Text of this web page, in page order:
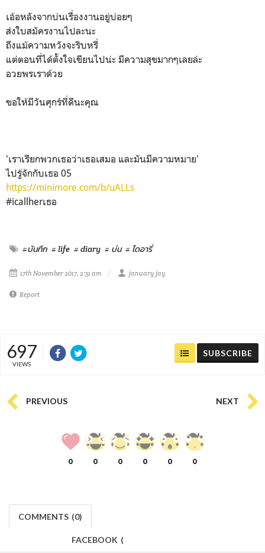
เอ้อหลังจากบ่นเรื่องงานอยู่บ่อยๆ
ส่งใบสมัครงานไปละนะ
ถึงแม้ความหวังจะริบหรี่
แต่ตอนที่ได้ตั้งใจเขียนไปน่ะ มีความสุขมากๆเลยล่ะ
อวยพรเราด้วย
ขอให้มีวันศุกร์ที่ดีนะคุณ
'เราเรียกพวกเธอว่าเธอเสมอ และมันมีความหมาย'
ไปรู้จักกับเธอ 05
https://minimore.com/b/uALLs
#icallherเธอ
#บันทึก # life # diary # บ่น # ไดอารี่
17th November 2017, 2:51 am january jay
Report
697
VIEWS
SUBSCRIBE
PREVIOUS NEXT
0 0 0 0 0 0
COMMENTS (0)
FACEBOOK (